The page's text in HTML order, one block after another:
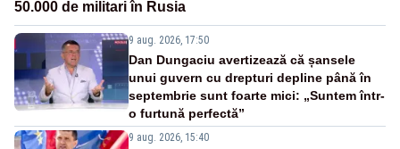
50.000 de militari în Rusia
9 aug. 2026, 17:50
Dan Dungaciu avertizează că șansele
unui guvern cu drepturi depline până în
septembrie sunt foarte mici: „Suntem într-
o furtună perfectă”
9 aug. 2026, 15:40